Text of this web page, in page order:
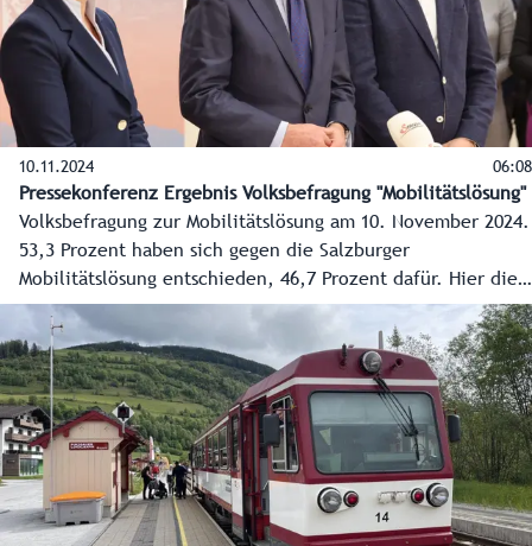
10.11.2024 06:08
Pressekonferenz Ergebnis Volksbefragung "Mobilitätslösung"
Volksbefragung zur Mobilitätslösung am 10. November 2024.
53,3 Prozent haben sich gegen die Salzburger
Mobilitätslösung entschieden, 46,7 Prozent dafür. Hier die
ersten Reaktionen der Spitzen der Landesregierung.